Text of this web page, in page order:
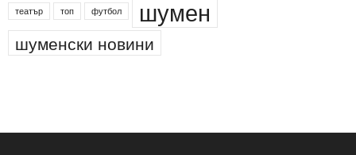
театър топ футбол шумен
шуменски новини